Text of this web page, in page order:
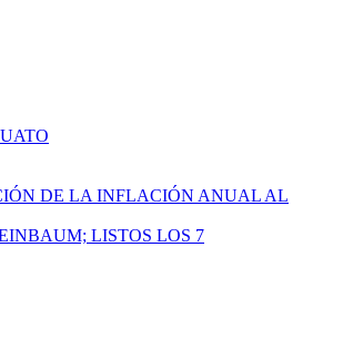
DE LA INFLACIÓN ANUAL AL
LISTOS LOS 7